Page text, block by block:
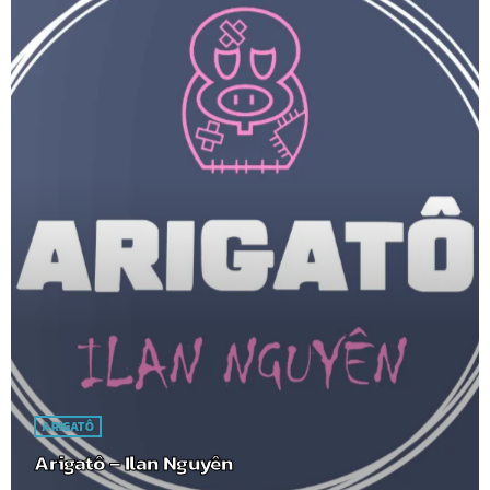
ARIGATÔ
Arigatô – Ilan Nguyên